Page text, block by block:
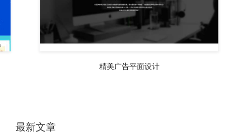
精美广告平面设计
最新文章